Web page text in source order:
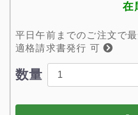
在
平日午前までのご注文で
適格請求書発行 可
数量